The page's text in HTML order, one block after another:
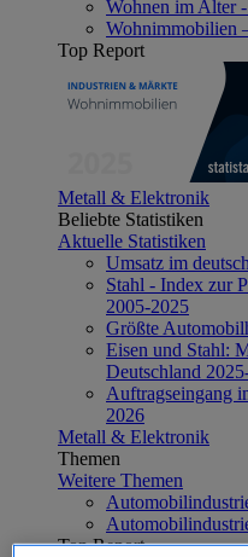
Wohnen im Alter
Wohnimmobilien
Top Report
Metall & Elektronik
Beliebte Statistiken
Aktuelle Statistiken
Umsatz im
Stahl - Index zur
2005-2025
Größte
Eisen und Stahl:
Deutschland
Auftragseingang
2026
Metall & Elektronik
Themen
Weitere Themen
Top Report